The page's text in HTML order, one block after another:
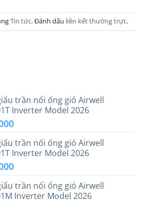
Tin tức. Đánh dấu liên kết thường trực.
trần nối ống gió Airwell
Inverter Model 2026
trần nối ống gió Airwell
Inverter Model 2026
trần nối ống gió Airwell
Inverter Model 2026